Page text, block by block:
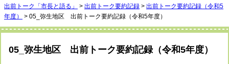
出前トーク「市長と語る」
> 出前トーク要約記録 > 出前トーク要約記録（令和5
年度）
> 05_弥生地区 出前トーク要約記録（令和5年度）
05_弥生地区 出前トーク要約記録（令和5年度）